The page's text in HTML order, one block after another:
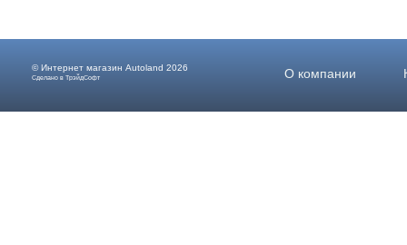
© Интернет магазин Autoland 2026
Сделано в ТрэйдСофт О компании